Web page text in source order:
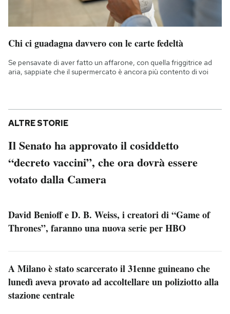
Chi ci guadagna davvero con le carte fedeltà
Se pensavate di aver fatto un affarone, con quella friggitrice ad
aria, sappiate che il supermercato è ancora più contento di voi
ALTRE STORIE
Il Senato ha approvato il cosiddetto
“decreto vaccini”, che ora dovrà essere
votato dalla Camera
David Benioff e D. B. Weiss, i creatori di “Game of
Thrones”, faranno una nuova serie per HBO
A Milano è stato scarcerato il 31enne guineano che
lunedì aveva provato ad accoltellare un poliziotto alla
stazione centrale